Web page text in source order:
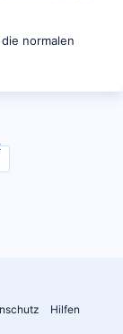
normalen
Hilfen